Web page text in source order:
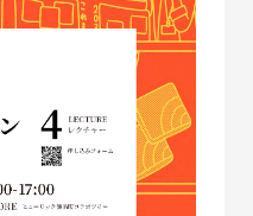
DIVERSITY
多様性